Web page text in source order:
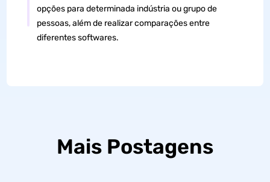
opções para determinada indústria ou grupo de
pessoas, além de realizar comparações entre
diferentes softwares.
Mais Postagens